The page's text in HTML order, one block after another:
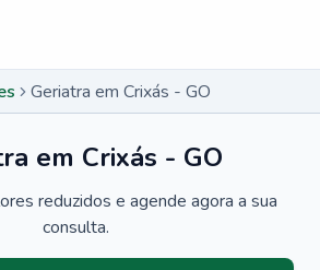
Geriatra em Crixás - GO
em Crixás - GO
reduzidos e agende agora a sua
consulta.